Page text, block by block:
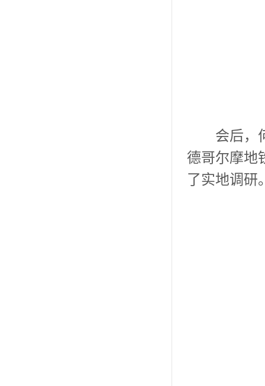
会后，
德哥尔摩地
了实地调研